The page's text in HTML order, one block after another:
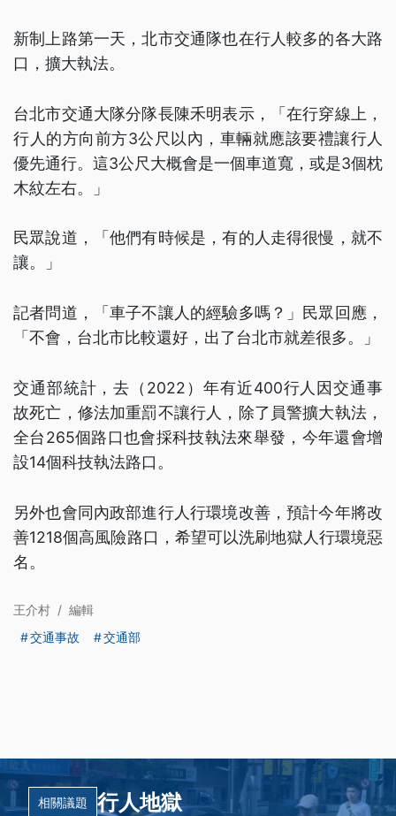
新制上路第一天，北市交通隊也在行人較多的各大路
口，擴大執法。
台北市交通大隊分隊長陳禾明表示，「在行穿線上，
行人的方向前方3公尺以內，車輛就應該要禮讓行人
優先通行。這3公尺大概會是一個車道寬，或是3個枕
木紋左右。」
民眾說道，「他們有時候是，有的人走得很慢，就不
讓。」
記者問道，「車子不讓人的經驗多嗎？」民眾回應，
「不會，台北市比較還好，出了台北市就差很多。」
交通部統計，去（2022）年有近400行人因交通事
故死亡，修法加重罰不讓行人，除了員警擴大執法，
全台265個路口也會採科技執法來舉發，今年還會增
設14個科技執法路口。
另外也會同內政部進行人行環境改善，預計今年將改
善1218個高風險路口，希望可以洗刷地獄人行環境惡
名。
王介村 / 編輯
交通事故
交通部
相關議題 行人地獄